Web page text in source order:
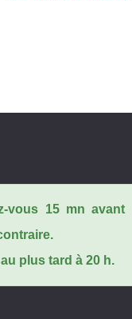
vous 15 mn avant
plus tard à 20 h.